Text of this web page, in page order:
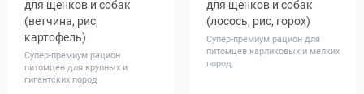
для щенков и собак
(ветчина, рис,
картофель)
Супер-премиум рацион
питомцев для крупных и
гигантских пород
для щенков и собак
(лосось, рис, горох)
Супер-премиум рацион для
питомцев карликовых и мелких
пород